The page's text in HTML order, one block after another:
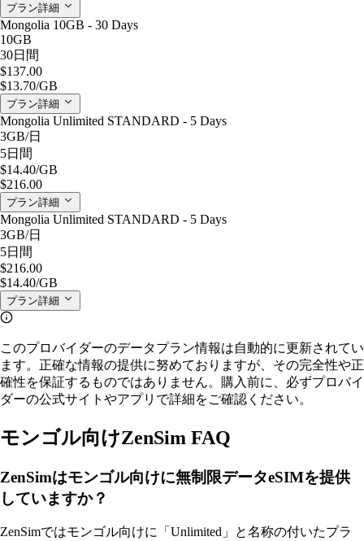
プラン詳細
Mongolia 10GB - 30 Days
10GB
30日間
$137.00
$13.70/GB
プラン詳細
Mongolia Unlimited STANDARD - 5 Days
3GB/日
5日間
$14.40/GB
$216.00
プラン詳細
Mongolia Unlimited STANDARD - 5 Days
3GB/日
5日間
$216.00
$14.40/GB
プラン詳細
このプロバイダーのデータプラン情報は自動的に更新されてい
ます。正確な情報の提供に努めておりますが、その完全性や正
確性を保証するものではありません。購入前に、必ずプロバイ
ダーの公式サイトやアプリで詳細をご確認ください。
モンゴル向けZenSim FAQ
ZenSimはモンゴル向けに無制限データeSIMを提供
していますか？
ZenSimではモンゴル向けに「Unlimited」と名称の付いたプラ